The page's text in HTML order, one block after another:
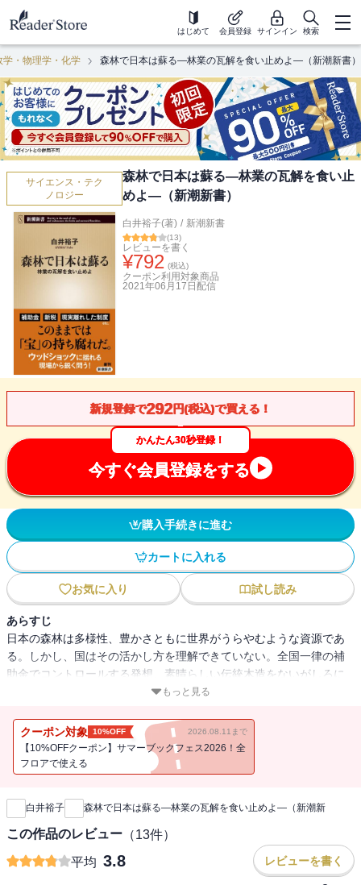
はじめて 会員登録 サインイン 検索
学・物理学・化学 森林で日本は蘇る―林業の瓦解を食い止めよ―（新潮新書）
サイエンス・テク
ノロジー
森林で日本は蘇る―林業の瓦解を食い止
めよ―（新潮新書）
白井裕子(著) / 新潮新書
(13)
レビューを書く
¥792 (税込)
クーポン利用対象商品
2021年06月17日 配信
新規登録で292円(税込)で買える！
かんたん30秒登録！
今すぐ会員登録をする
購入手続きに進む
カートに入れる
お気に入り 試し読み
あらすじ
日本の森林は多様性、豊かさともに世界がうらやむような資源であ
る。しかし、国はその活かし方を理解できていない。全国一律の補
助金でコントロールする発想、素晴らしい伝統木造をないがしろに
する制度、合理性に欠けるバイオマス発電推進、そして国民が知ら
ないだろうか。国内外に足を運び、考え続けてきた研究者だからこ
そ書ける切実なメッセージ。
もっと見る
クーポン対象 10%OFF 2026.08.11まで
【10%OFFクーポン】サマーブックフェス2026！全
フロアで使える
新刊通知
白井裕子 森林で日本は蘇る―林業の瓦解を食い止めよ―（新潮新
この作品のレビュー （13件）
平均 3.8 レビューを書く